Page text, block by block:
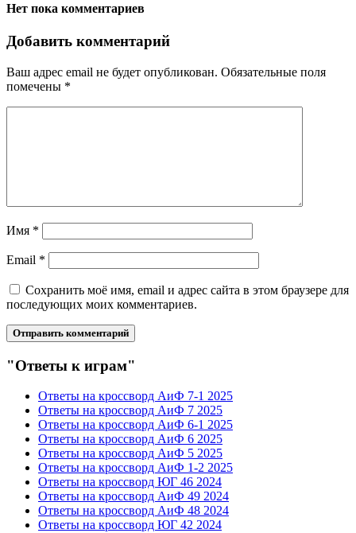
Нет пока комментариев
Добавить комментарий
Ваш адрес email не будет опубликован. Обязательные поля
помечены *
Имя *
Email *
Сохранить моё имя, email и адрес сайта в этом браузере для
последующих моих комментариев.
"Ответы к играм"
Ответы на кроссворд АиФ 7-1 2025
Ответы на кроссворд АиФ 7 2025
Ответы на кроссворд АиФ 6-1 2025
Ответы на кроссворд АиФ 6 2025
Ответы на кроссворд АиФ 5 2025
Ответы на кроссворд АиФ 1-2 2025
Ответы на кроссворд ЮГ 46 2024
Ответы на кроссворд АиФ 49 2024
Ответы на кроссворд АиФ 48 2024
Ответы на кроссворд ЮГ 42 2024